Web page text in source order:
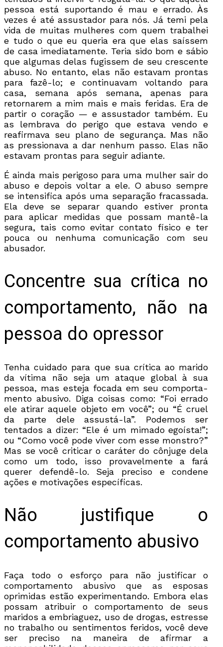
pessoa está suportando é mau e errado. Às
vezes é até assustador para nós. Já temi pela
vida de muitas mulheres com quem trabalhei
e tudo o que eu queria era que elas saíssem
de casa imediatamente. Teria sido bom e sábio
que algumas delas fugissem de seu crescente
abuso. No entanto, elas não estavam prontas
para fazê-lo; e continuavam voltando para
casa, semana após semana, apenas para
retornarem a mim mais e mais feridas. Era de
partir o coração — e assustador também. Eu
as lembrava do perigo que estava vendo e
reafirmava seu plano de segurança. Mas não
as pressionava a dar nenhum passo. Elas não
estavam prontas para seguir adiante.
É ainda mais perigoso para uma mulher sair do
abuso e depois voltar a ele. O abuso sempre
se intensifica após uma separação fracassada.
Ela deve se separar quando estiver pronta
para aplicar medidas que possam mantê-la
segura, tais como evitar contato físico e ter
pouca ou nenhuma comunicação com seu
abusador.
Concentre sua crítica no
comportamento, não na
pessoa do opressor
Tenha cuidado para que sua crítica ao marido
da vítima não seja um ataque global à sua
pessoa, mas esteja focada em seu comporta-
mento abusivo. Diga coisas como: “Foi errado
ele atirar aquele objeto em você”; ou “É cruel
da parte dele assustá-la”. Podemos ser
tentados a dizer: “Ele é um mimado egoísta!”;
ou “Como você pode viver com esse monstro?”
Mas se você criticar o caráter do cônjuge dela
como um todo, isso provavelmente a fará
querer defendê-lo. Seja preciso e condene
ações e motivações específicas.
Não justifique o
comportamento abusivo
Faça todo o esforço para não justificar o
comportamento abusivo que as esposas
oprimidas estão experimentando. Embora elas
possam atribuir o comportamento de seus
maridos a embriaguez, uso de drogas, estresse
no trabalho ou sentimentos feridos, você deve
ser preciso na maneira de afirmar a